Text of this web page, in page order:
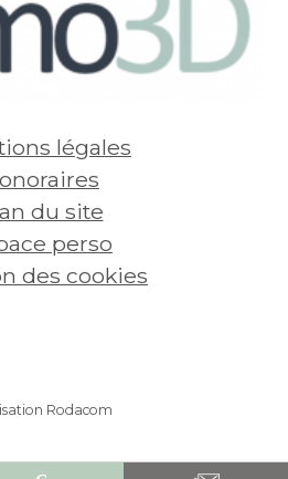
légales
du site
perso
des cookies
Rodacom